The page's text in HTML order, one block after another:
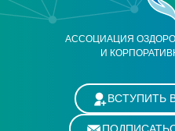
АССОЦИАЦИЯ
И
ВСТУПИТЬ